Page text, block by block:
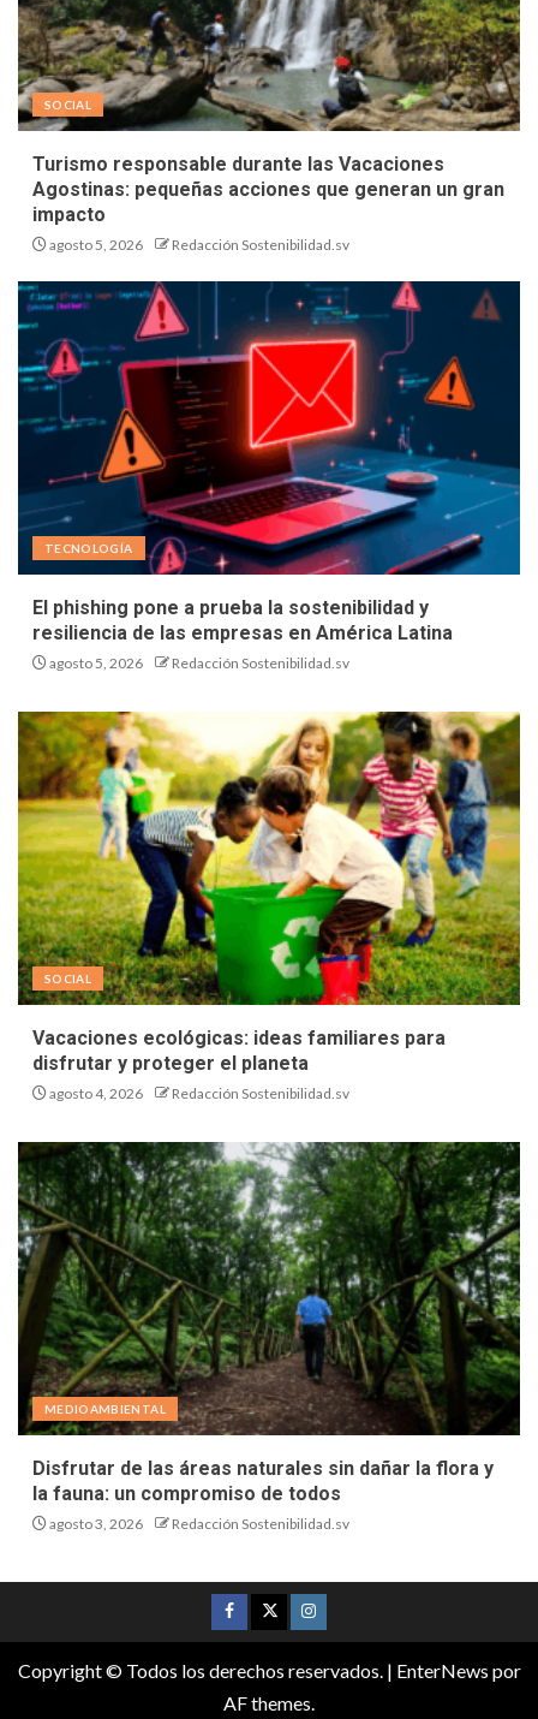
SOCIAL
Turismo responsable durante las Vacaciones
Agostinas: pequeñas acciones que generan un gran
impacto
agosto 5, 2026 Redacción Sostenibilidad.sv
TECNOLOGÍA
El phishing pone a prueba la sostenibilidad y
resiliencia de las empresas en América Latina
agosto 5, 2026 Redacción Sostenibilidad.sv
SOCIAL
Vacaciones ecológicas: ideas familiares para
disfrutar y proteger el planeta
agosto 4, 2026 Redacción Sostenibilidad.sv
MEDIOAMBIENTAL
Disfrutar de las áreas naturales sin dañar la flora y
la fauna: un compromiso de todos
agosto 3, 2026 Redacción Sostenibilidad.sv
Copyright © Todos los derechos reservados. | EnterNews por
AF themes.